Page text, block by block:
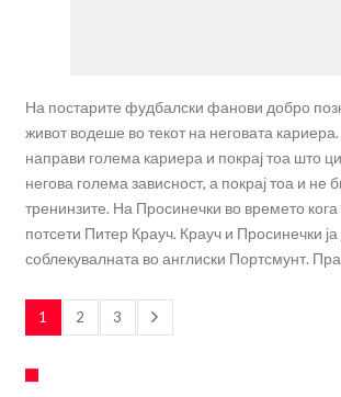
На постарите фудбалски фанови добро
живот водеше во текот на неговата
направи голема кариера и покрај тоа што
негова голема зависност, а покрај тоа и не
тренинзите. На Просинечки во времето
потсети Питер Крауч. Крауч и Просинечки
соблекувалната во англиски Портсмунт.
1 2 3